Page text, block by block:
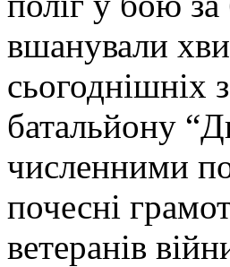
вшанували
сьогоднішніх
батальйону
численними
почесні
ветеранів